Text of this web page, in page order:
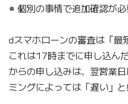
個別の事情で追加確認が
dスマホローンの審査は「最
これは17時までに申し込ん
からの申し込みは、翌営業
ミングによっては「遅い」